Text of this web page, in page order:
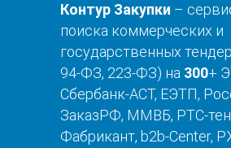
Контур Закупки –
поиска коммерческих и
государственных
94-ФЗ, 223-ФЗ) на 300+
Сбербанк-АСТ, ЕЭТП,
ЗаказРФ, ММВБ, РТС-
Фабрикант, b2b-Center,